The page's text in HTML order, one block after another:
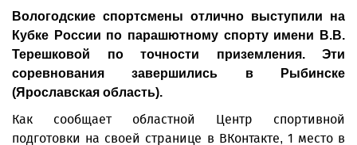
Вологодские спортсмены отлично выступили на
Кубке России по парашютному спорту имени В.В.
Терешковой по точности приземления. Эти
соревнования завершились в Рыбинске
(Ярославская область).
Как сообщает областной Центр спортивной
подготовки на своей странице в ВКонтакте, 1 место в